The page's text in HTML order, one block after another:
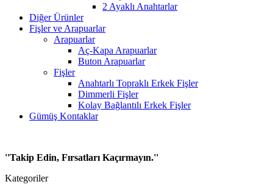
2 Ayaklı Anahtarlar
Diğer Ürünler
Fişler ve Arapuarlar
Arapuarlar
Aç-Kapa Arapuarlar
Buton Arapuarlar
Fişler
Anahtarlı Topraklı Erkek Fişler
Dimmerli Fişler
Kolay Bağlantılı Erkek Fişler
Gümüş Kontaklar
''Takip Edin, Fırsatları Kaçırmayın.''
Kategoriler